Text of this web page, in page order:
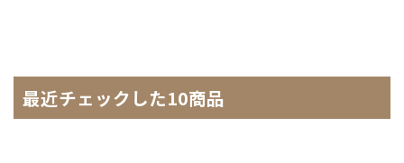
最近チェックした10商品